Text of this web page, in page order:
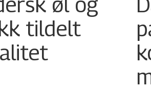
tildelt